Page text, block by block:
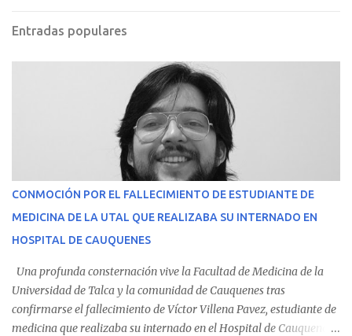
Entradas populares
CONMOCIÓN POR EL FALLECIMIENTO DE ESTUDIANTE DE
MEDICINA DE LA UTAL QUE REALIZABA SU INTERNADO EN
HOSPITAL DE CAUQUENES
Una profunda consternación vive la Facultad de Medicina de la
Universidad de Talca y la comunidad de Cauquenes tras
confirmarse el fallecimiento de Víctor Villena Pavez, estudiante de
medicina que realizaba su internado en el Hospital de Cauquenes.